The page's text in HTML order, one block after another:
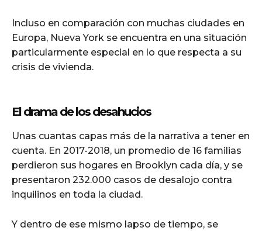
Incluso en comparación con muchas ciudades en
Europa, Nueva York se encuentra en una situación
particularmente especial en lo que respecta a su
crisis de vivienda.
El drama de los desahucios
Unas cuantas capas más de la narrativa a tener en
cuenta. En 2017-2018, un promedio de 16 familias
perdieron sus hogares en Brooklyn cada día, y se
presentaron 232.000 casos de desalojo contra
inquilinos en toda la ciudad.
Y dentro de ese mismo lapso de tiempo, se